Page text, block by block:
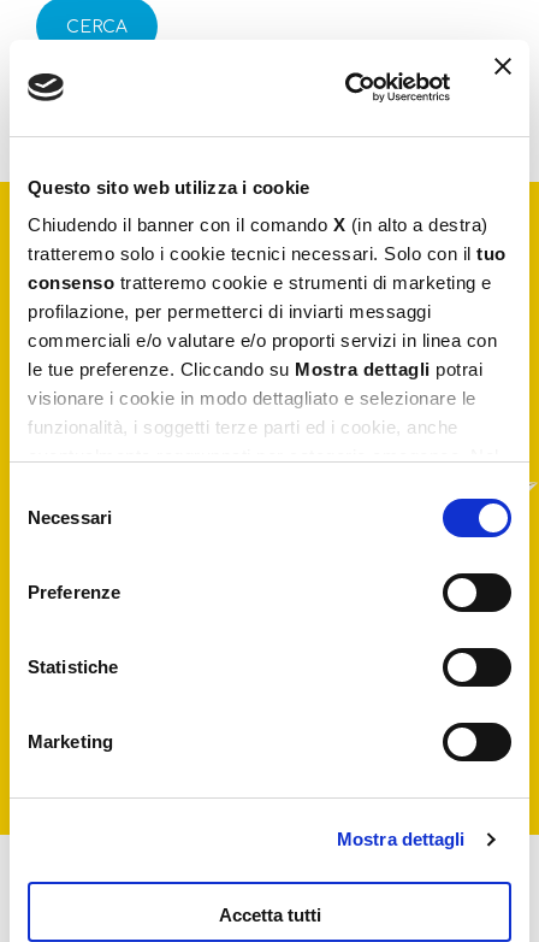
Questo sito web utilizza i cookie
Chiudendo il banner con il comando X (in alto a destra)
tratteremo solo i cookie tecnici necessari. Solo con il tuo
consenso tratteremo cookie e strumenti di marketing e
profilazione, per permetterci di inviarti messaggi
commerciali e/o valutare e/o proporti servizi in linea con
le tue preferenze. Cliccando su Mostra dettagli potrai
visionare i cookie in modo dettagliato e selezionare le
funzionalità, i soggetti terze parti ed i cookie, anche
Privacy e Cookie Policy,
dove potrai avere maggiori
informazioni e modificare le tue scelte. Potrai verificare e
modificare i tuoi consensi anche cliccando sul simbolo
della graffetta presente su ogni pagina
delNecessari
Preferenze
Statistiche
Marketing
Mostra dettagli
Accetta tutti
CERCA
Iscriviti allanewsletter
Resta aggiornato su notizie esclusive, nuovi arrivi e
articoli del blog. Iscriviti e riceverai il10% di sconto
sul tuo primo acquisto
Ho preso visione dell’
informativa privacy
iscrizione a newsletter per attività di
marketing e promozionale